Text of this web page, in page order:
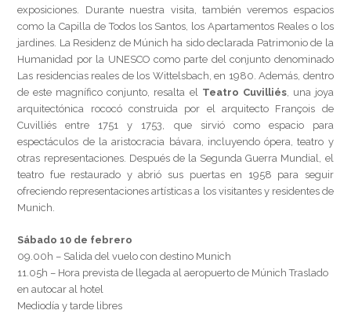
exposiciones. Durante nuestra visita, también veremos espacios
como la Capilla de Todos los Santos, los Apartamentos Reales o los
jardines. La Residenz de Múnich ha sido declarada Patrimonio de la
Humanidad por la UNESCO como parte del conjunto denominado
Las residencias reales de los Wittelsbach, en 1980. Además, dentro
de este magnífico conjunto, resalta el Teatro Cuvilliés, una joya
arquitectónica rococó construida por el arquitecto François de
Cuvilliés entre 1751 y 1753, que sirvió como espacio para
espectáculos de la aristocracia bávara, incluyendo ópera, teatro y
otras representaciones. Después de la Segunda Guerra Mundial, el
teatro fue restaurado y abrió sus puertas en 1958 para seguir
ofreciendo representaciones artísticas a los visitantes y residentes de
Munich.
Sábado 10 de febrero
09.00h – Salida del vuelo con destino Munich
11.05h – Hora prevista de llegada al aeropuerto de Múnich Traslado
en autocar al hotel
Mediodía y tarde libres